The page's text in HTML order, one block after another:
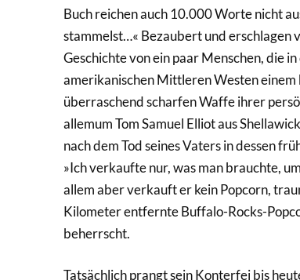
Buch reichen auch 10.000 Worte nicht
stammelst…« Bezaubert und erschlagen
Geschichte von ein paar Menschen, die
amerikanischen Mittleren Westen
überraschend scharfen Waffe ihrer
allemum Tom Samuel Elliot aus
nach dem Tod seines Vaters in dessen
»Ich verkaufte nur, was man brauchte,
allem aber verkauft er kein Popcorn,
Kilometer entfernte Buffalo-Rocks-
beherrscht.
Tatsächlich prangt sein Konterfei bis